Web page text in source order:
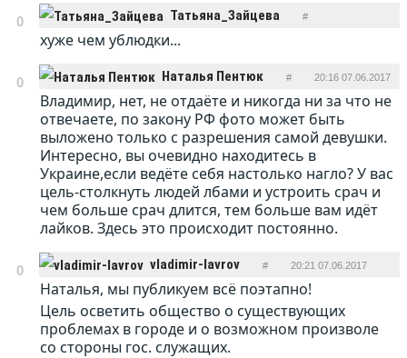
0 Татьяна_Зайцева #
19:45 07.06.2017
хуже чем ублюдки...
0 Наталья Пентюк # 20:16 07.06.2017
ОТВЕТИТЬ
Владимир, нет, не отдаёте и никогда ни за что не
отвечаете, по закону РФ фото может быть
выложено только с разрешения самой девушки.
Интересно, вы очевидно находитесь в
Украине,если ведёте себя настолько нагло? У вас
цель-столкнуть людей лбами и устроить срач и
чем больше срач длится, тем больше вам идёт
лайков. Здесь это происходит постоянно.
0 vladimir-lavrov # 20:21 07.06.2017
Наталья, мы публикуем всё поэтапно!
Цель осветить общество о существующих
проблемах в городе и о возможном произволе
со стороны гос. служащих.